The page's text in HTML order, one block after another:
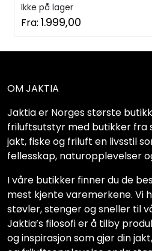
Ikke på lager
Fra: 1.999,00
OM JAKTIA
Jaktia er Norges største
friluftsutstyr med butikker fra
jakt, fiske og friluft en livsstil
fellesskap, naturopplevelser
I våre butikker finner du de
mest kjente varemerkene. Vi
støvler, stenger og sneller til
Jaktia’s filosofi er å tilby
og inspirasjon som gjør din